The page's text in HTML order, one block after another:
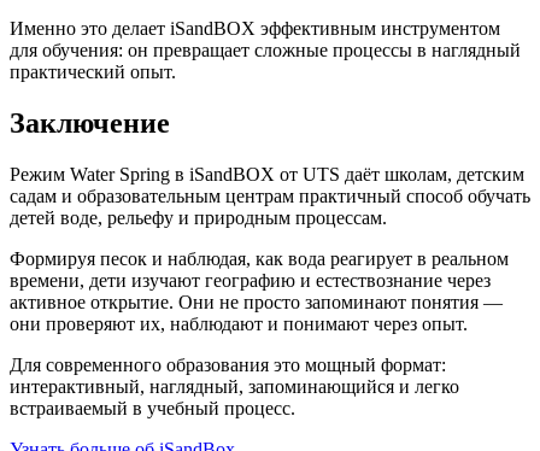
Именно это делает iSandBOX эффективным инструментом
для обучения: он превращает сложные процессы в наглядный
практический опыт.
Заключение
Режим Water Spring в iSandBOX от UTS даёт школам, детским
садам и образовательным центрам практичный способ обучать
детей воде, рельефу и природным процессам.
Формируя песок и наблюдая, как вода реагирует в реальном
времени, дети изучают географию и естествознание через
активное открытие. Они не просто запоминают понятия —
они проверяют их, наблюдают и понимают через опыт.
Для современного образования это мощный формат:
интерактивный, наглядный, запоминающийся и легко
встраиваемый в учебный процесс.